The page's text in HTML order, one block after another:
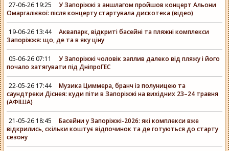
27-06-26 19:25
У Запоріжжі з аншлагом пройшов концерт Альони
Омаргалієвої: після концерту стартувала дискотека (відео)
19-06-26 13:44
Аквапарк, відкриті басейні та пляжні комплекси
Запоріжжя: що, де та в яку ціну
05-06-26 07:11
У Запоріжжі чоловік заплив далеко від пляжу і його
почало затягувати під ДніпроГЕС
22-05-26 17:44
Музика Циммера, бранч із полуницею та
саундтреки Діснея: куди піти в Запоріжжі на вихідних 23–24 травня
(АФІША)
21-05-26 18:45
Басейни у Запоріжжі-2026: які комплекси вже
відкрились, скільки коштує відпочинок та де готуються до старту
сезону